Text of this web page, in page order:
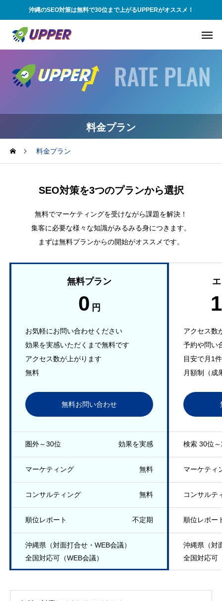
沖縄のSEO対策は無料で30位まで上がるUPPERがオススメ！
料金プラン
料金プラン
SEO対策を3つのプランから選択
無料でマーケティングを受けながら課題を解決！
集客に必要な様々な知識がみるみる身につきます。
まずは無料プランからの開始がオススメです。
無料プラン
0 円
お気軽にお問い合わせください
効果を実感いただくまで無料です
アクセス数が上がります
無料
無料お問い合わせ
圏外～30位 効果を実感
マーケティング 無料
コンサルティング 無料
順位レポート 不定期
沖縄県（対面打合せ・WEB会議）
全国対応可（WEB会議）
アクセス数
予約や問い
目安で月1
月額制（成
検索 30位
マーケティ
コンサルテ
順位レポー
沖縄県（対
全国対応可